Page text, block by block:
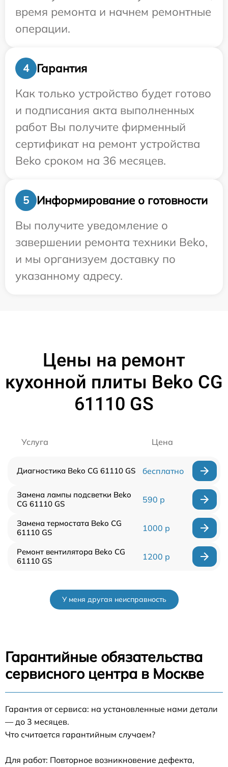
время ремонта и начнем ремонтные
операции.
4
Гарантия
Как только устройство будет готово
и подписания акта выполненных
работ Вы получите фирменный
сертификат на ремонт устройства
Beko сроком на 36 месяцев.
5
Информирование о готовности
Вы получите уведомление о
завершении ремонта техники Beko,
и мы организуем доставку по
указанному адресу.
Цены на ремонт
кухонной плиты Beko CG
61110 GS
Услуга Цена
Диагностика Beko CG 61110 GS бесплатно
Замена лампы подсветки Beko
CG 61110 GS
590 р
Замена термостата Beko CG
61110 GS
1000 р
Ремонт вентилятора Beko CG
61110 GS
1200 р
У меня другая неисправность
Гарантийные обязательства
сервисного центра в Москве
Гарантия от сервиса: на установленные нами детали
— до 3 месяцев.
Что считается гарантийным случаем?
Для работ: Повторное возникновение дефекта,